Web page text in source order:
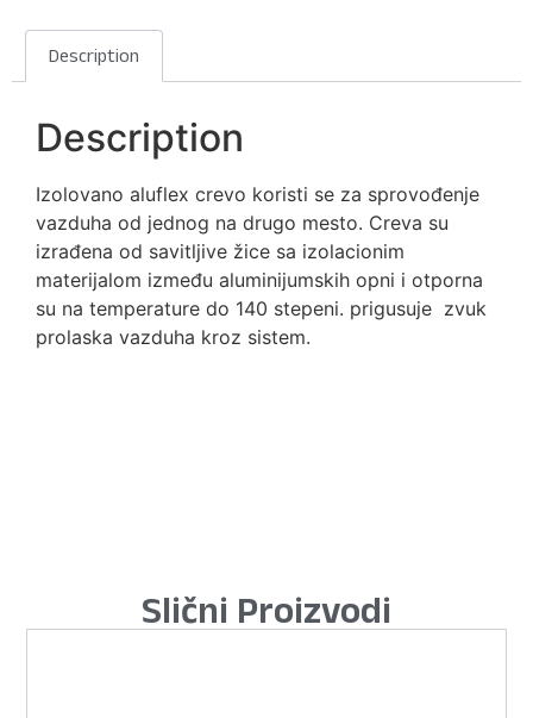
Description
Description
Izolovano aluflex crevo koristi se za sprovođenje
vazduha od jednog na drugo mesto. Creva su
izrađena od savitljive žice sa izolacionim
materijalom između aluminijumskih opni i otporna
su na temperature do 140 stepeni. prigusuje zvuk
prolaska vazduha kroz sistem.
Slični Proizvodi